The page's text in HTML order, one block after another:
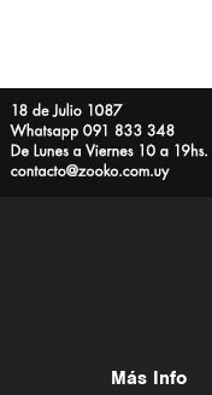
Más Info